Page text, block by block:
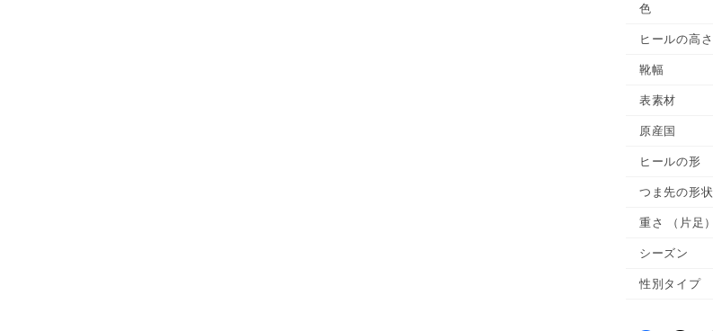
色
ヒールの高さ
靴幅
表素材
原産国
ヒールの形
つま先の形状
重さ （片足）
シーズン
性別タイプ